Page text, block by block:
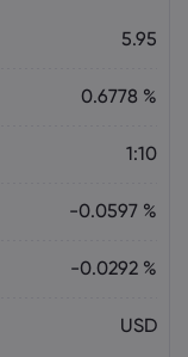
5.95
0.6778 %
1:10
-0.0597 %
-0.0292 %
USD